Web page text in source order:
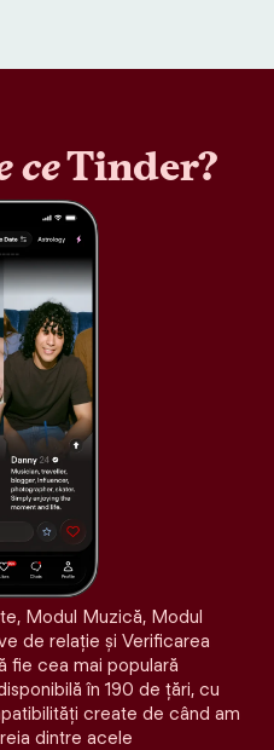
ceTinder?
Modul Muzică, Modul
de relație și Verificarea
fie cea mai populară
în 190 de țări, cu
create de când am
dintre acele